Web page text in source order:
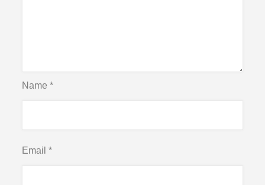
Name*
Email*